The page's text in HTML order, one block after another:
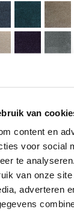
van
content en
voor social
te
van onze
adverteren
, ,